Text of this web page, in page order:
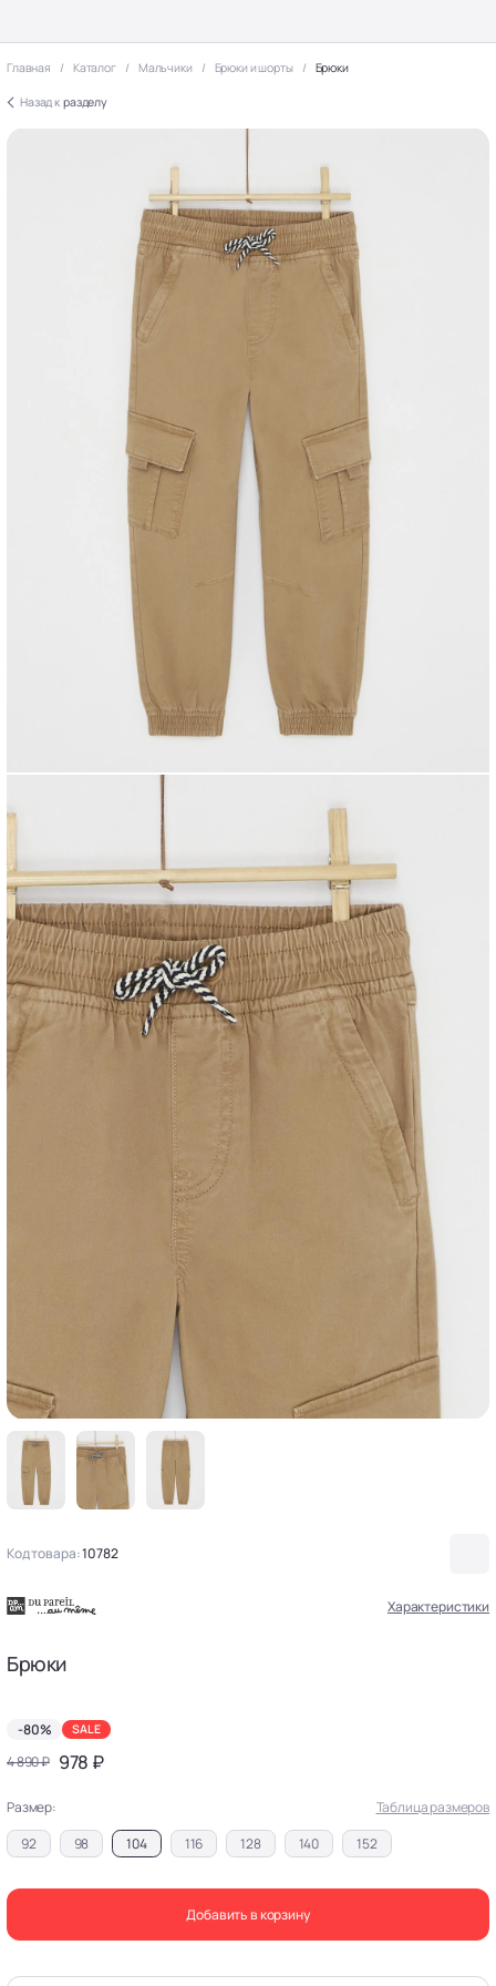
Главная Каталог Мальчики Брюки и шорты Брюки
Назад к разделу
Код товара:10782
Характеристики
Брюки
-80% SALE
4 890 ₽ 978 ₽
Размер:
Таблица размеров
92
98 104 116 128 140 152
Добавить в корзину